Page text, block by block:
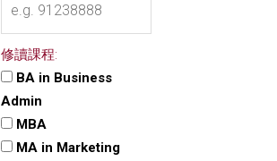
修讀課程:
BA in Business
Admin
MBA
MA in Marketing